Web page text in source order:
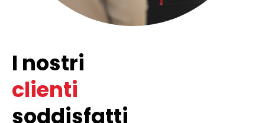
I nostri
clienti
soddisfatti